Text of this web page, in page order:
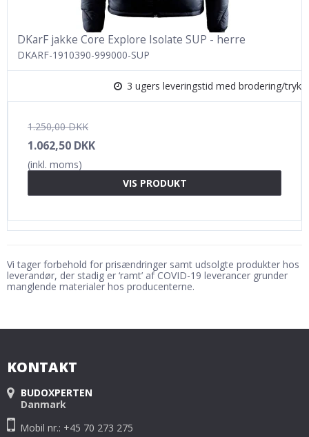
DKarF jakke Core Explore Isolate SUP - herre
DKARF-1910390-999000-SUP
3 ugers leveringstid med brodering/tryk
1.250,00 DKK
1.062,50 DKK
(inkl. moms)
VIS PRODUKT
Vi tager forbehold for prisændringer samt udsolgte produkter hos
leverandør, der stadig er ‘ramt’ af COVID-19 leverancer grunder
manglende materialer hos producenterne.
KONTAKT
BUDOXPERTEN
Danmark
Mobil nr.: +45 70 273 275